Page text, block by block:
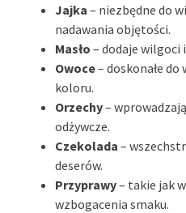
Jajka – niezbędne do
nadawania objętości.
Masło – dodaje wilgoci
Owoce– doskonałe
koloru.
Orzechy–
odżywcze.
Czekolada –
deserów.
Przyprawy– takie jak
wzbogacenia smaku.